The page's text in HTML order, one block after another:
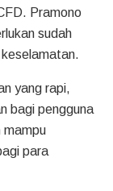
Pramono
sudah
yang rapi,
bagi pengguna
mampu
para